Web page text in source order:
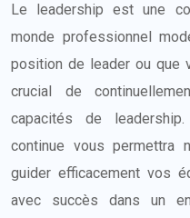
Le leadership est une
monde professionnel
position de leader ou que
crucial de
capacités de
continue vous permettra
guider efficacement vos
avec succès dans un